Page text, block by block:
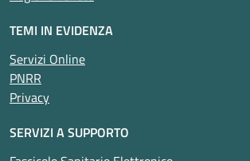
TEMI IN EVIDENZA
Servizi Online
PNRR
Privacy
SERVIZI A SUPPORTO